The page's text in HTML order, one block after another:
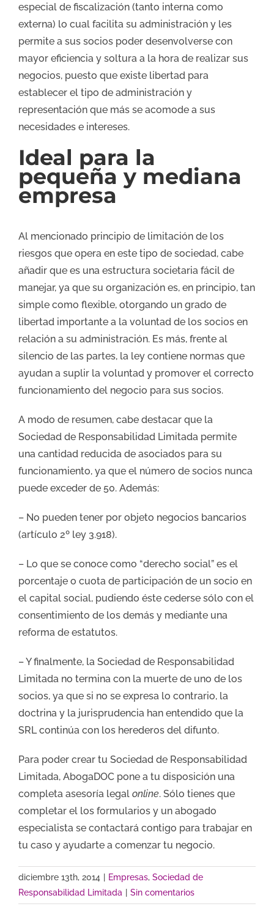
especial de fiscalización (tanto interna como
externa) lo cual facilita su administración y les
permite a sus socios poder desenvolverse con
mayor eficiencia y soltura a la hora de realizar sus
negocios, puesto que existe libertad para
establecer el tipo de administración y
representación que más se acomode a sus
necesidades e intereses.
Ideal para la
pequeña y mediana
empresa
Al mencionado principio de limitación de los
riesgos que opera en este tipo de sociedad, cabe
añadir que es una estructura societaria fácil de
manejar, ya que su organización es, en principio, tan
simple como flexible, otorgando un grado de
libertad importante a la voluntad de los socios en
relación a su administración. Es más, frente al
silencio de las partes, la ley contiene normas que
ayudan a suplir la voluntad y promover el correcto
funcionamiento del negocio para sus socios.
A modo de resumen, cabe destacar que la
Sociedad de Responsabilidad Limitada permite
una cantidad reducida de asociados para su
funcionamiento, ya que el número de socios nunca
puede exceder de 50. Además:
– No pueden tener por objeto negocios bancarios
(artículo 2º ley 3.918).
– Lo que se conoce como “derecho social” es el
porcentaje o cuota de participación de un socio en
el capital social, pudiendo éste cederse sólo con el
consentimiento de los demás y mediante una
reforma de estatutos.
– Y finalmente, la Sociedad de Responsabilidad
Limitada no termina con la muerte de uno de los
socios, ya que si no se expresa lo contrario, la
doctrina y la jurisprudencia han entendido que la
SRL continúa con los herederos del difunto.
Para poder crear tu Sociedad de Responsabilidad
Limitada, AbogaDOC pone a tu disposición una
completa asesoría legal online. Sólo tienes que
completar el los formularios y un abogado
especialista se contactará contigo para trabajar en
tu caso y ayudarte a comenzar tu negocio.
diciembre 13th, 2014 Empresas, Sociedad de
Responsabilidad Limitada
Sin comentarios